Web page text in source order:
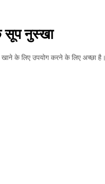
सूप नुस्खा
के लिए उपयोग करने के लिए अच्छा है।